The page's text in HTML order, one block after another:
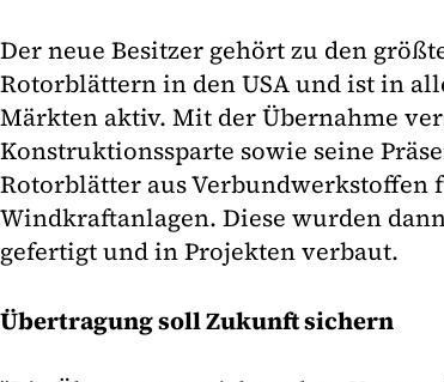
Der neue Besitzer gehört zu den
Rotorblättern in den USA und ist in
Märkten aktiv. Mit der Übernahme
Konstruktionssparte sowie seine
Rotorblätter aus Verbundwerkstoffen
Windkraftanlagen. Diese wurden
gefertigt und in Projekten verbaut.
Übertragung soll Zukunft sichern